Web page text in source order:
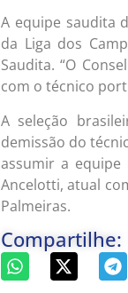
A equipe saudita
da Liga dos
Saudita. “O
com o técnico
A seleção
demissão do
assumir a equipe
Ancelotti, atual
Palmeiras.
Compartilhe: